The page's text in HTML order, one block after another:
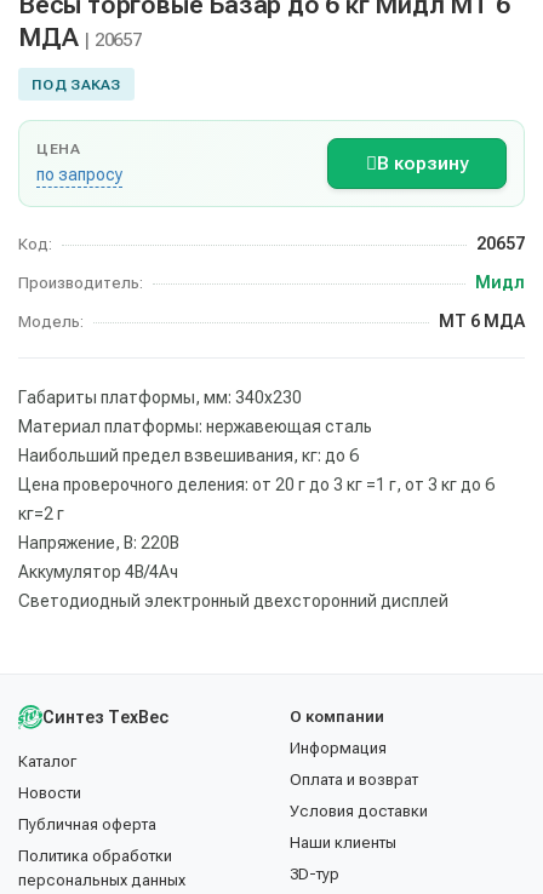
МДА | 20657
ПОД ЗАКАЗ
ЦЕНА
по запросу
В корзину
Код: 20657
Производитель: Мидл
Модель: МТ 6 МДА
Габариты платформы, мм: 340х230
Материал платформы: нержавеющая сталь
Наибольший предел взвешивания, кг: до 6
Цена проверочного деления: от 20 г до 3 кг =1 г, от 3 кг до 6
кг=2 г
Напряжение, В: 220В
Аккумулятор 4В/4Ач
Светодиодный электронный двехсторонний дисплей
Синтез ТехВес
Каталог
Новости
Публичная оферта
Политика обработки
персональных данных
О компании
Информация
Оплата и возврат
Условия доставки
Наши клиенты
3D-тур